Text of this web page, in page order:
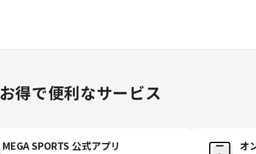
お得で便利なサービス
MEGA SPORTS 公式アプリ オ